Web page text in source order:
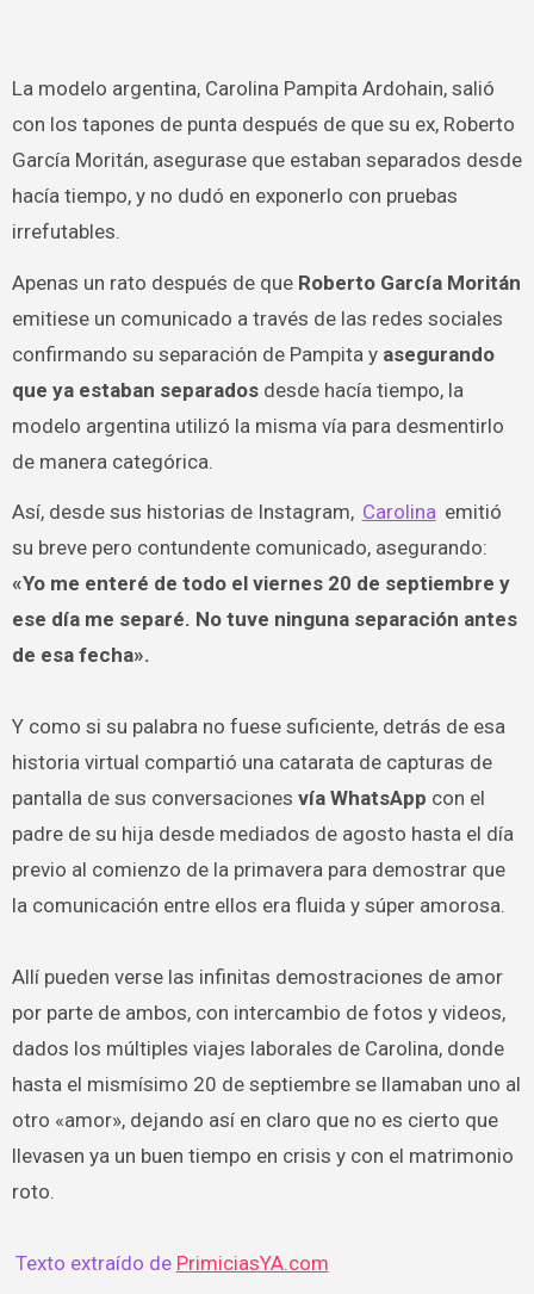
La modelo argentina, Carolina Pampita Ardohain, salió
con los tapones de punta después de que su ex, Roberto
García Moritán, asegurase que estaban separados desde
hacía tiempo, y no dudó en exponerlo con pruebas
irrefutables.
Apenas un rato después de que Roberto García Moritán
emitiese un comunicado a través de las redes sociales
confirmando su separación de Pampita y asegurando
que ya estaban separadosdesde hacía tiempo, la
modelo argentina utilizó la misma vía para desmentirlo
de manera categórica.
Así, desde sus historias de Instagram, Carolina emitió
su breve pero contundente comunicado, asegurando:
«Yo me enteré de todo el viernes 20 de septiembre y
ese día me separé. No tuve ninguna separación antes
de esa fecha».
Y como si su palabra no fuese suficiente, detrás de esa
historia virtual compartió una catarata de capturas de
pantalla de sus conversaciones vía WhatsApp con el
padre de su hija desde mediados de agosto hasta el día
previo al comienzo de la primavera para demostrar que
la comunicación entre ellos era fluida y súper amorosa.
Allí pueden verse las infinitas demostraciones de amor
por parte de ambos, con intercambio de fotos y videos,
dados los múltiples viajes laborales de Carolina, donde
hasta el mismísimo 20 de septiembre se llamaban uno al
otro «amor», dejando así en claro que no es cierto que
llevasen ya un buen tiempo en crisis y con el matrimonio
roto.
Texto extraído de PrimiciasYA.com